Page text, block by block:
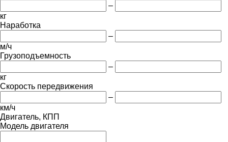
–
кг
Наработка
–
м/ч
Грузоподъемность
–
кг
Скорость передвижения
–
км/ч
Двигатель, КПП
Модель двигателя